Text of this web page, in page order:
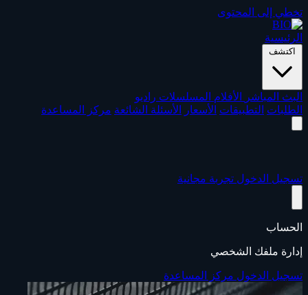
تخطي إلى المحتوى
الرئيسية
اكتشف
البث المباشر الأفلام المسلسلات راديو
الطلبات التطبيقات الأسعار الأسئلة الشائعة مركز المساعدة
تسجيل الدخول تجربة مجانية
الحساب
إدارة ملفك الشخصي
تسجيل الدخول مركز المساعدة